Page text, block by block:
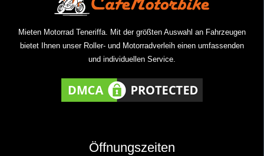
Mieten Motorrad Teneriffa. Mit der größten Auswahl an Fahrzeugen
bietet Ihnen unser Roller- und Motorradverleih einen umfassenden
und individuellen Service.
Öffnungszeiten